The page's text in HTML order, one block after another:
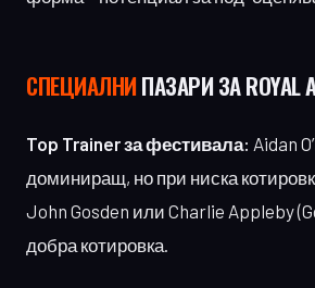
СПЕЦИАЛНИПАЗАРИ ЗА ROYAL
Top Trainer за фестивала: Aidan
доминиращ, но при ниска
John Gosden или Charlie Appleby
добра котировка.